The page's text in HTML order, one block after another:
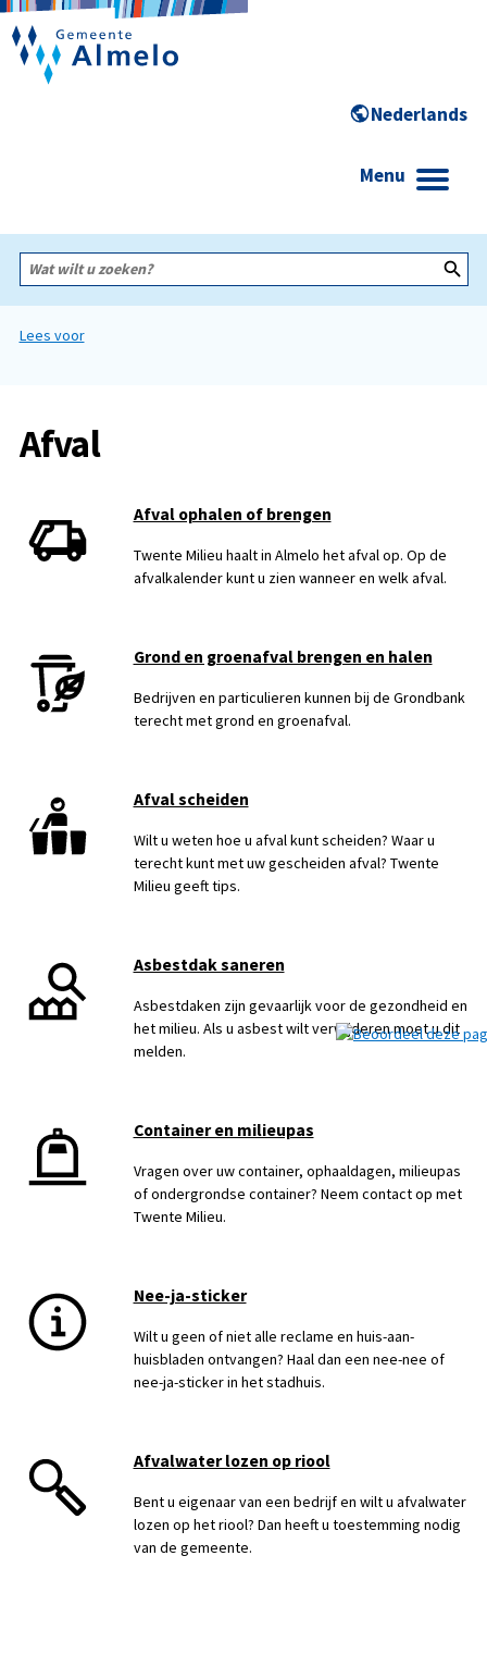
Menu
Wat
wilt
zoeken?
Lees voor
Afval
Afval ophalen of brengen
Twente Milieu haalt in Almelo het afval op. Op de
afvalkalender kunt u zien wanneer en welk afval.
Grond en groenafval brengen en halen
Bedrijven en particulieren kunnen bij de Grondbank
terecht met grond en groenafval.
Afval scheiden
Wilt u weten hoe u afval kunt scheiden? Waar u
terecht kunt met uw gescheiden afval? Twente
Milieu geeft tips.
Asbestdak saneren
Asbestdaken zijn gevaarlijk voor de gezondheid en
het milieu. Als u asbest wilt verwijderen moet u dit
melden.
Container en milieupas
Vragen over uw container, ophaaldagen, milieupas
of ondergrondse container? Neem contact op met
Twente Milieu.
Nee-ja-sticker
Wilt u geen of niet alle reclame en huis-aan-
huisbladen ontvangen? Haal dan een nee-nee of
nee-ja-sticker in het stadhuis.
Afvalwater lozen op riool
Bent u eigenaar van een bedrijf en wilt u afvalwater
lozen op het riool? Dan heeft u toestemming nodig
van de gemeente.